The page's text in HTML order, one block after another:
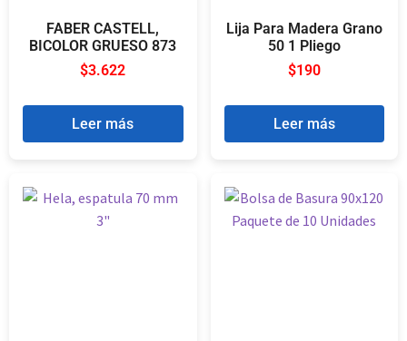
FABER CASTELL,
BICOLOR GRUESO 873
$3.622
Leer más
Lija Para Madera Grano
50 1 Pliego
$190
Leer más